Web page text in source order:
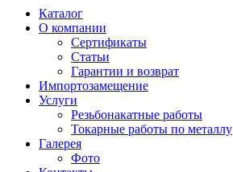
Каталог
О компании
Сертификаты
Статьи
Гарантии и возврат
Импортозамещение
Услуги
Резьбонакатные работы
Токарные работы по металлу
Галерея
Фото